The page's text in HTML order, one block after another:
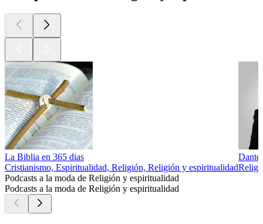
La Biblia en 365 dias
Cristianismo, Espiritualidad, Religión, Religión y espiritualidad
Podcasts a la moda de Religión y espiritualidad
Podcasts a la moda de Religión y espiritualidad